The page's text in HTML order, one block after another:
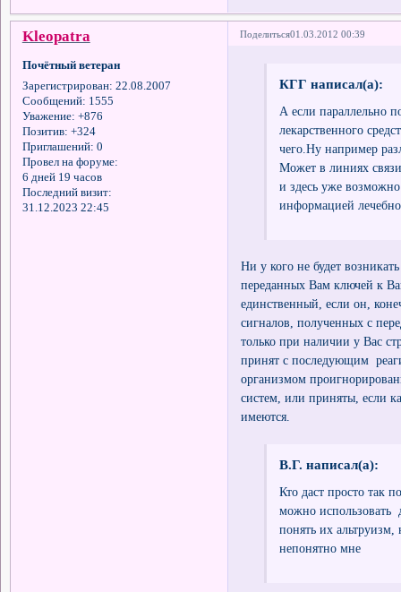
Поделиться01.03.2012 00:39
Kleopatra
Почётный ветеран
Зарегистрирован: 22.08.2007
Сообщений: 1555
Уважение: +876
Позитив: +324
Приглашений: 0
Провел на форуме:
6 дней 19 часов
Последний визит:
31.12.2023 22:45
КГГ написал(а):
А если параллельно
лекарственного
чего.Ну например
Может в линиях
и здесь уже
информацией
Ни у кого не будет
переданных Вам ключей к
единственный, если он,
сигналов, полученных с
только при наличии у Вас
принят с последующим
организмом
систем, или приняты, если
имеются.
В.Г. написал(а):
Кто даст просто так
можно использовать
понять их
непонятно мне